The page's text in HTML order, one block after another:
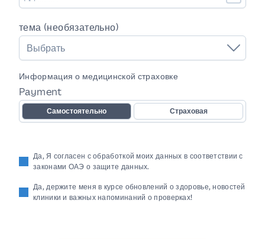
тема (необязательно)
Выбрать
Информация о медицинской страховке
Payment
Самостоятельно Страховая
Да, Я согласен с обработкой моих данных в соответствии с
законами ОАЭ о защите данных.
Да, держите меня в курсе обновлений о здоровье, новостей
клиники и важных напоминаний о проверках!